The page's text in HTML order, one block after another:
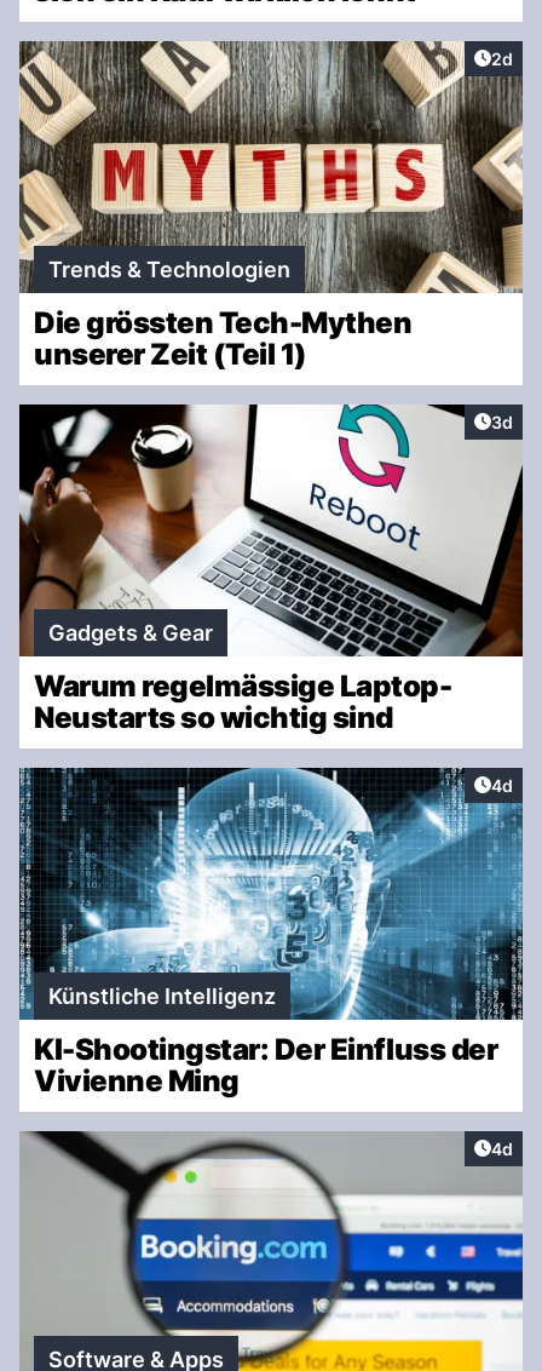
2d
Trends & Technologien
Die grössten Tech-Mythen
unserer Zeit (Teil 1)
3d
Gadgets & Gear
Warum regelmässige Laptop-
Neustarts so wichtig sind
4d
Künstliche Intelligenz
KI-Shootingstar: Der Einfluss der
Vivienne Ming
4d
Software & Apps